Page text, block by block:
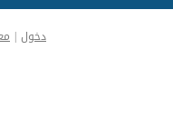
دخول |